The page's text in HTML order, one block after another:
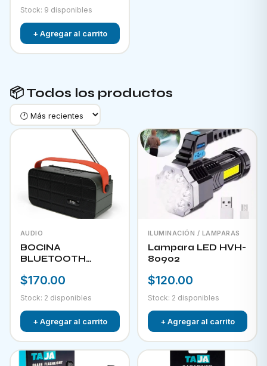
Stock: 9 disponibles
+ Agregar al carrito
📦 Todos los productos
AUDIO
BOCINA
BLUETOOTH
PANEL SOLAR FOL
$170.00
Stock: 2 disponibles
+ Agregar al carrito
ILUMINACIÓN / LAMPARAS
Lampara LED HVH-
80902
$120.00
Stock: 2 disponibles
+ Agregar al carrito